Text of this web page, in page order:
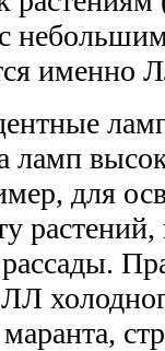
именно
ламп
для